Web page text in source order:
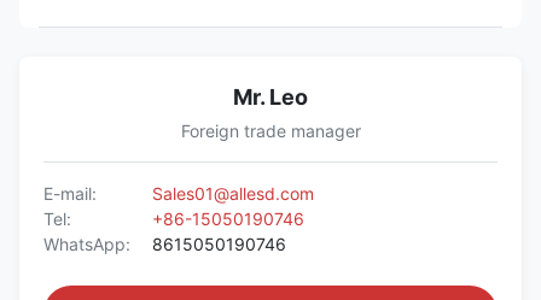
Mr. Leo
Foreign trade manager
E-mail:
Sales01@allesd.com
Tel:
+86-15050190746
WhatsApp:
8615050190746